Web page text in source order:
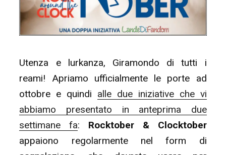
Clocktober”
Utenza e lurkanza, Giramondo di tutti i
reami! Apriamo ufficialmente le porte ad
ottobre e quindi alle due iniziative che vi
abbiamo presentato in anteprima due
settimane fa: Rocktober & Clocktober
appaiono regolarmente nel form di